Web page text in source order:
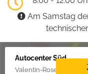
Am Samstag
Autocenter Süd
Valentin-Rose-Str. 3,